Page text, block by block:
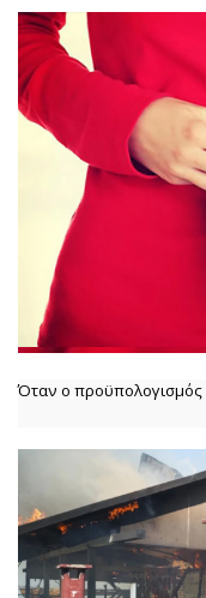
Όταν ο προϋπολογισμός